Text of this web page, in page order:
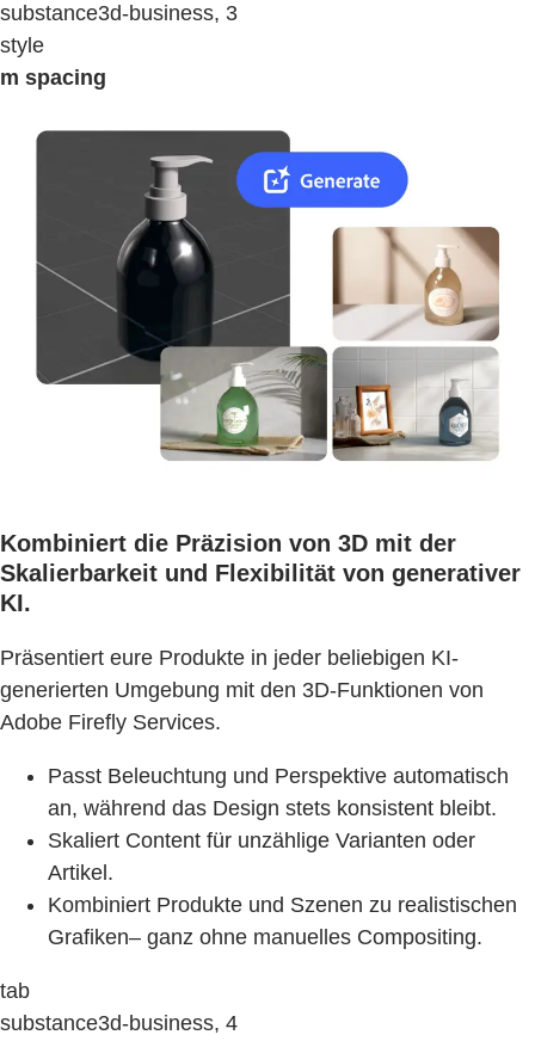
substance3d-business, 3
style
m spacing
Kombiniert die Präzision von 3D mit der
Skalierbarkeit und Flexibilität von generativer
KI.
Präsentiert eure Produkte in jeder beliebigen KI-
generierten Umgebung mit den 3D-Funktionen von
Adobe Firefly Services.
Passt Beleuchtung und Perspektive automatisch
an, während das Design stets konsistent bleibt.
Skaliert Content für unzählige Varianten oder
Artikel.
Kombiniert Produkte und Szenen zu realistischen
Grafiken– ganz ohne manuelles Compositing.
tab
substance3d-business, 4